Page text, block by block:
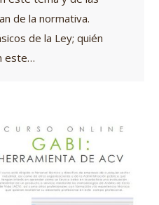
de la normativa.
de la Ley; quién
este…